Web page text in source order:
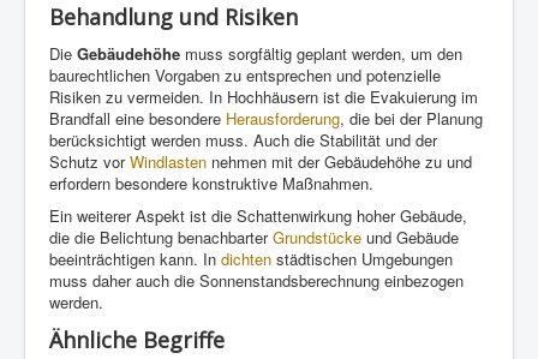
Behandlung und Risiken
Die Gebäudehöhe muss sorgfältig geplant werden, um den
baurechtlichen Vorgaben zu entsprechen und potenzielle
Risiken zu vermeiden. In Hochhäusern ist die Evakuierung im
Brandfall eine besondere Herausforderung, die bei der Planung
berücksichtigt werden muss. Auch die Stabilität und der
Schutz vorWindlasten nehmen mit der Gebäudehöhe zu und
erfordern besondere konstruktive Maßnahmen.
Ein weiterer Aspekt ist die Schattenwirkung hoher Gebäude,
die die Belichtung benachbarterGrundstücke und Gebäude
beeinträchtigen kann. In dichten städtischen Umgebungen
muss daher auch die Sonnenstandsberechnung einbezogen
werden.
Ähnliche Begriffe